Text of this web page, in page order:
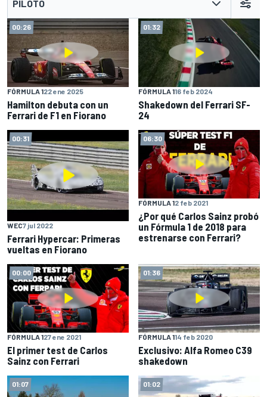
PILOTO
00:26
FÓRMULA 122 ene 2025
Hamilton debuta con un
Ferrari de F1 en Fiorano
01:32
FÓRMULA 116 feb 2024
Shakedown del Ferrari SF-
24
00:31
WEC7 jul 2022
Ferrari Hypercar: Primeras
vueltas en Fiorano
06:30
FÓRMULA 12 feb 2021
¿Por qué Carlos Sainz probó
un Fórmula 1 de 2018 para
estrenarse con Ferrari?
00:00
FÓRMULA 127 ene 2021
El primer test de Carlos
Sainz con Ferrari
01:36
FÓRMULA 114 feb 2020
Exclusivo: Alfa Romeo C39
shakedown
01:07 01:02